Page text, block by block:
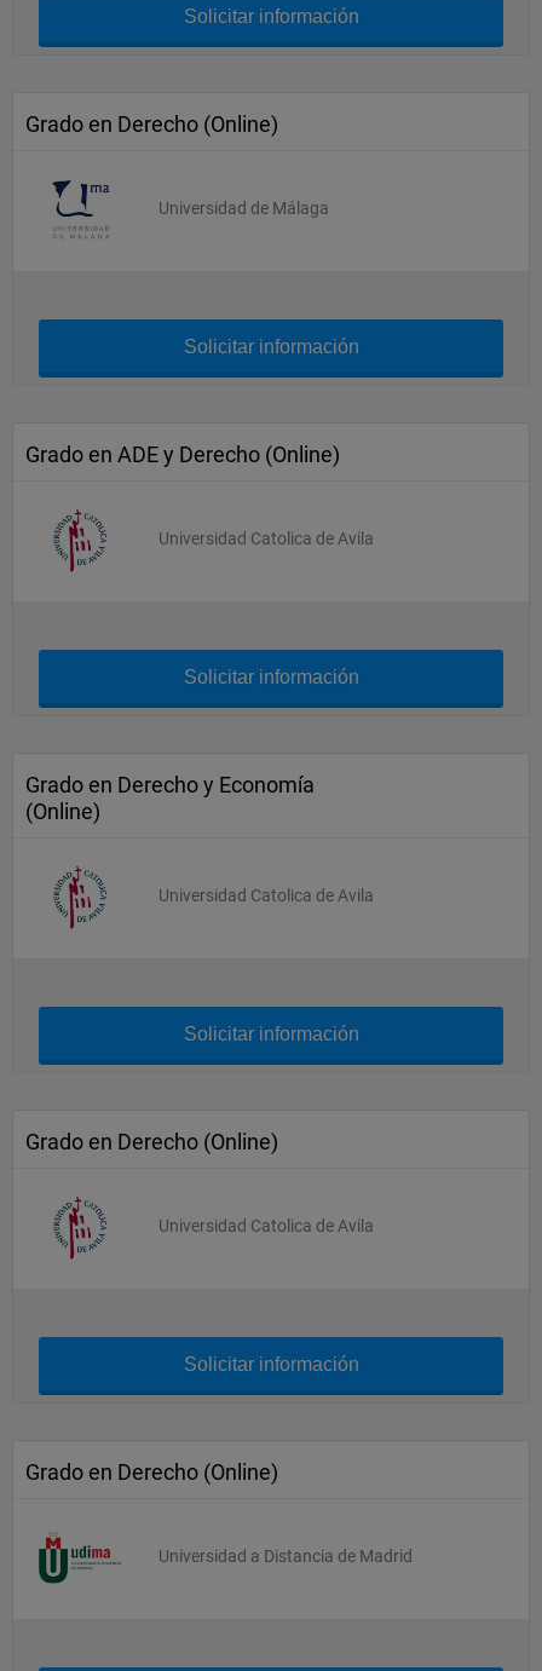
Solicitar información
Grado en Derecho (Online)
Universidad de Málaga
Solicitar información
Grado en ADE y Derecho (Online)
Universidad Catolica de Avila
Solicitar información
Grado en Derecho y Economía
(Online)
Universidad Catolica de Avila
Solicitar información
Grado en Derecho (Online)
Universidad Catolica de Avila
Solicitar información
Grado en Derecho (Online)
Universidad a Distancia de Madrid